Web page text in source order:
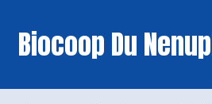
Biocoop Du